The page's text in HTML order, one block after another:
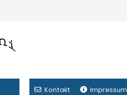
Kontakt Impressum